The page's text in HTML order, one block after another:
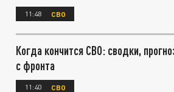
11:48 СВО
Когда кончится СВО: сводки,
с фронта
11:40 СВО